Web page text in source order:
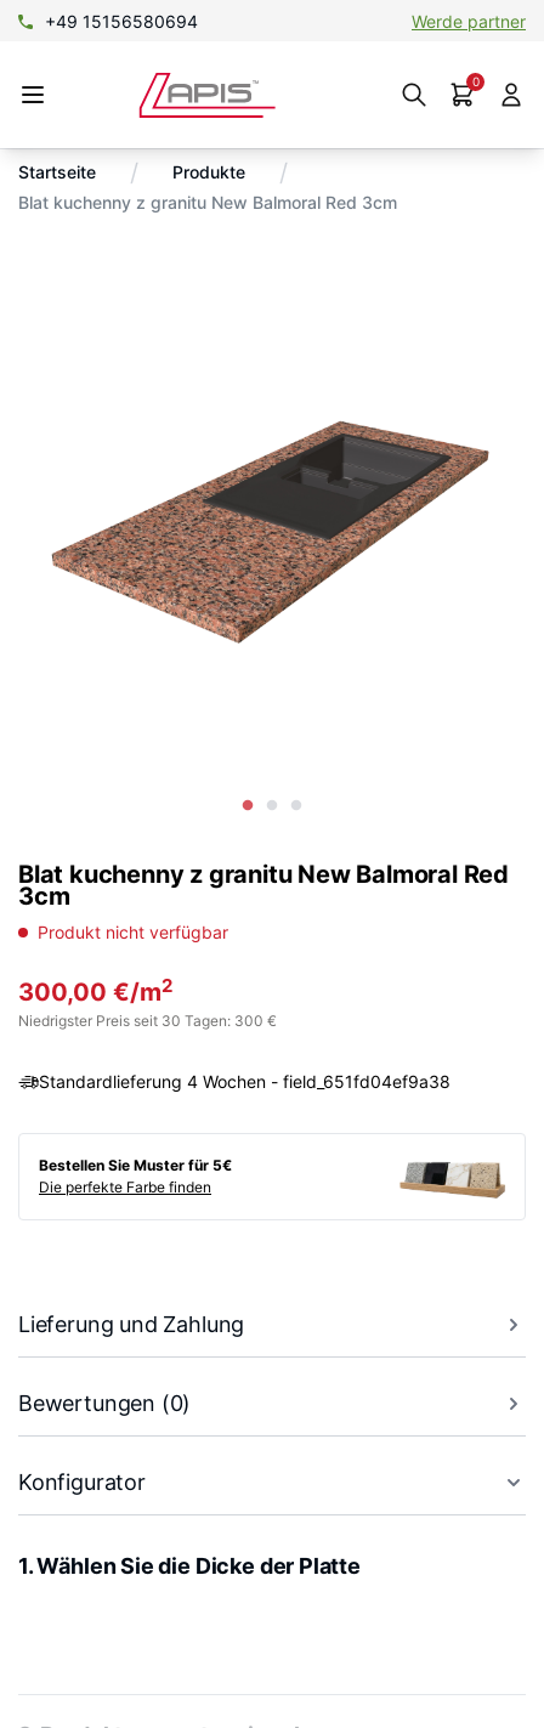
+49 15156580694 Werde partner
0
Startseite / Produkte /
Blat kuchenny z granitu New Balmoral Red 3cm
Blat kuchenny z granitu New Balmoral Red
3cm
Produkt nicht verfügbar
300,00 €/m2
Niedrigster Preis seit 30 Tagen: 300 €
Standardlieferung 4 Wochen - field_651fd04ef9a38
Bestellen Sie Muster für 5€
Die perfekte Farbe finden
Lieferung und Zahlung
Bewertungen (0)
Konfigurator
1. Wählen Sie die Dicke der Platte